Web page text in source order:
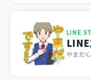
LINE
LINE
やまだ